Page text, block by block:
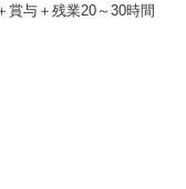
与＋残業20～30時間